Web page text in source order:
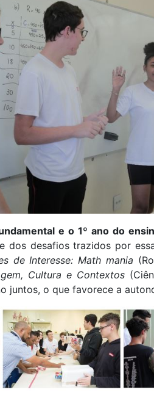
e o 1º ano do
desafios trazidos por
de Interesse: Math mania
Cultura e Contextos
juntos, o que favorece a